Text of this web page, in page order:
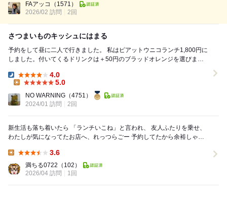
FAアッコ
（1571）
2026/02 訪問
2回
さつまいものキッシュにはまる
予約をして昼に二人で行きました。 私はピアットウニコランチ1,800円に
しました。付いてくるドリンクは＋50円のブラッドオレンジを選びまし
Dinner:
4.0
5.0
NO WARNING （4751）
2024/01 訪問
2回
新生活も落ち着いたら 「ランチいこね」と言われ、 友人ふたりを乗せ、
わたしが気になってたお店へ、れっつらごー 予約してたから余裕しゃく
3.6
満ちる0722 （102）
2026/04 訪問
1回